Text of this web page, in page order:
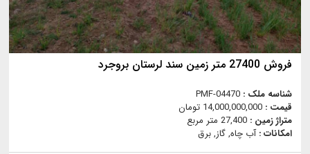
فروش 27400 متر زمین سند لرستان بروجرد
شناسه ملک : PMF-04470
قیمت : 14,000,000,000 تومان
متراژ زمین : 27,400 متر مربع
امکانات :آب چاه, گاز, برق